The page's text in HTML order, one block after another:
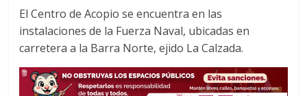
El Centro de Acopio se encuentra en las
instalaciones de la Fuerza Naval, ubicadas en
carretera a la Barra Norte, ejido La Calzada.